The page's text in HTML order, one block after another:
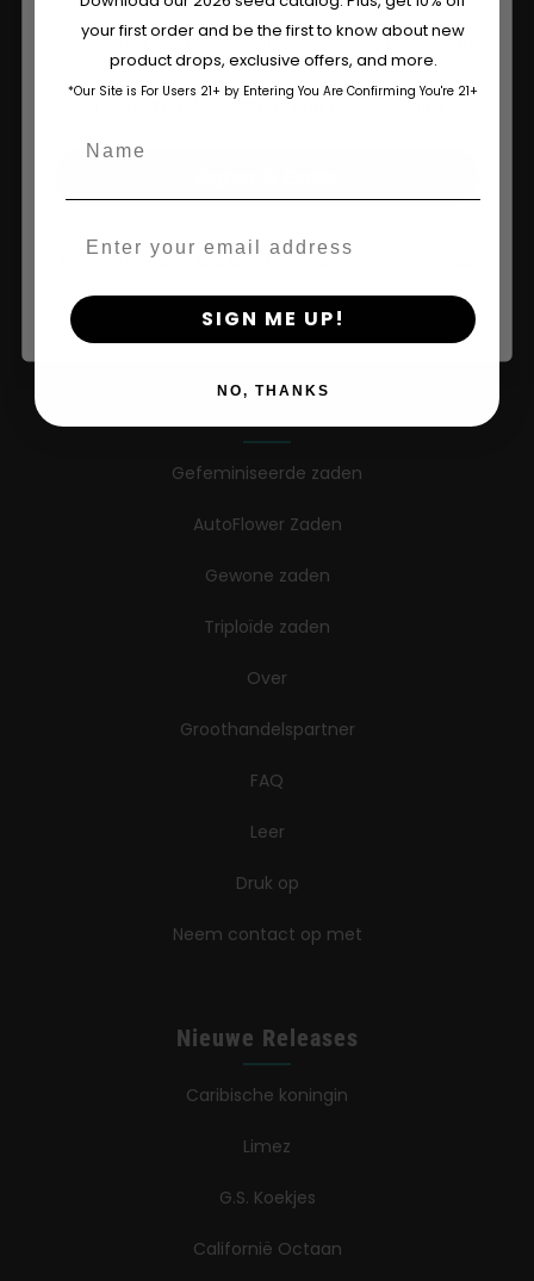
Detailhandel
Gefeminiseerde zaden
AutoFlower Zaden
Gewone zaden
Triploïde zaden
Over
Groothandelspartner
FAQ
Leer
Druk op
Neem contact op met
Nieuwe Releases
Caribische koningin
Limez
G.S. Koekjes
Californië Octaan
The content and products of our website is reserved for
those of legal age.Please see Terms & Conditions.
By clicking AGREE & ENTER, you confirm you are 18
your first order and be the first to know about new
product drops, exclusive offers, and more.
*Our Site is For Users 21+ by Entering You Are Confirming You're 21+
SIGN ME UP!
NO, THANKS